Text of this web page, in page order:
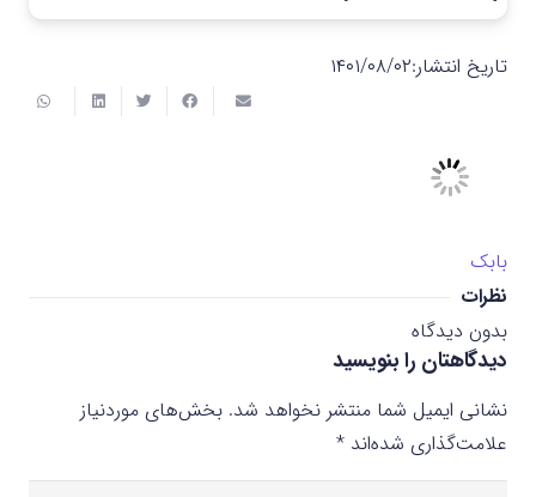
تاریخ انتشار:۱۴۰۱/۰۸/۰۲
بابک
نظرات
بدون دیدگاه
دیدگاهتان را بنویسید
نشانی ایمیل شما منتشر نخواهد شد. بخش‌های موردنیاز
علامت‌گذاری شده‌اند *